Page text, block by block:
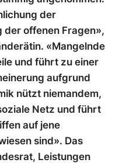
der
der offenen Fragen»,
«Mangelnde
und führt zu einer
aufgrund
nützt niemandem,
Netz und führt
auf jene
sind». Das
Leistungen